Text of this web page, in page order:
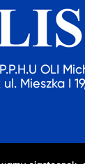
P.P.H.U OLI
ul. Mieszka I